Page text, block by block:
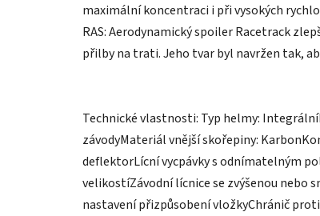
maximální koncentraci i při vysokých
RAS: Aerodynamický spoiler Racetrack
přilby na trati. Jeho tvar byl navržen tak,
Technické vlastnosti: Typ helmy:
závodyMateriál vnější skořepiny:
deflektorLícní vycpávky s odnímatelným
velikostíZávodní lícnice se zvýšenou nebo
nastavení přizpůsobení vložkyChránič